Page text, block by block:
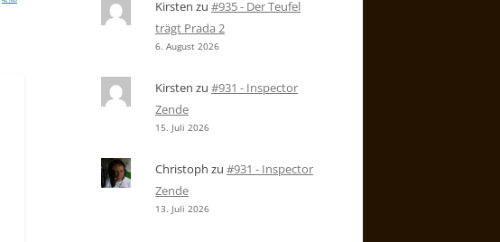
Kirsten zu #935 - Der Teufel
trägt Prada 2
6. August 2026
Kirsten zu #931 - Inspector
Zende
15. Juli 2026
Christoph zu #931 - Inspector
Zende
13. Juli 2026